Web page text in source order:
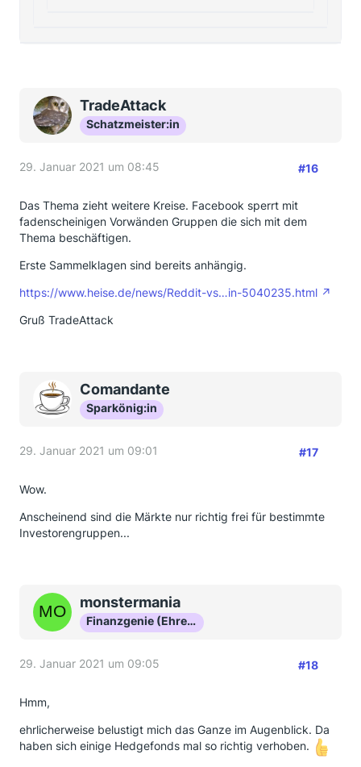
TradeAttack
Schatzmeister:in
29. Januar 2021 um 08:45 #16
Das Thema zieht weitere Kreise. Facebook sperrt mit
fadenscheinigen Vorwänden Gruppen die sich mit dem
Thema beschäftigen.
Erste Sammelklagen sind bereits anhängig.
https://www.heise.de/news/Reddit-vs…in-5040235.html
Gruß TradeAttack
Comandante
Sparkönig:in
29. Januar 2021 um 09:01 #17
Wow.
Anscheinend sind die Märkte nur richtig frei für bestimmte
Investorengruppen...
monstermania
Finanzgenie (Ehrenmitglied)
29. Januar 2021 um 09:05 #18
Hmm,
ehrlicherweise belustigt mich das Ganze im Augenblick. Da
haben sich einige Hedgefonds mal so richtig verhoben.